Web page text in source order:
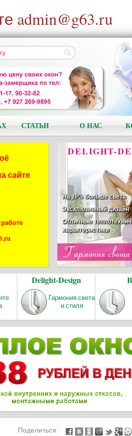
admin@g63.ru
СТАТЬИ О НАС
сайте
Установи окно и
в подарок
сертификат на
DELIGHT-
На 10% больше света
Эксклюзивный дизайн
Отличные
характеристики
REHAU
Качество и
Delight-Design
Гармония света
и стиля
Поделиться: